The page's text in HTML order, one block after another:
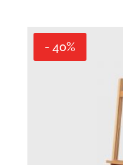
- 40%